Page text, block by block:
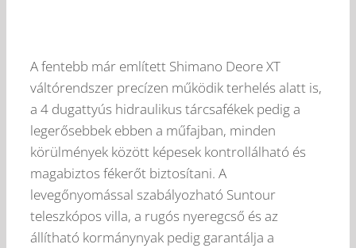
A fentebb már említett Shimano Deore XT
váltórendszer precízen működik terhelés alatt is,
a 4 dugattyús hidraulikus tárcsafékek pedig a
legerősebbek ebben a műfajban, minden
körülmények között képesek kontrollálható és
magabiztos fékerőt biztosítani. A
levegőnyomással szabályozható Suntour
teleszkópos villa, a rugós nyeregcső és az
állítható kormánynyak pedig garantálja a